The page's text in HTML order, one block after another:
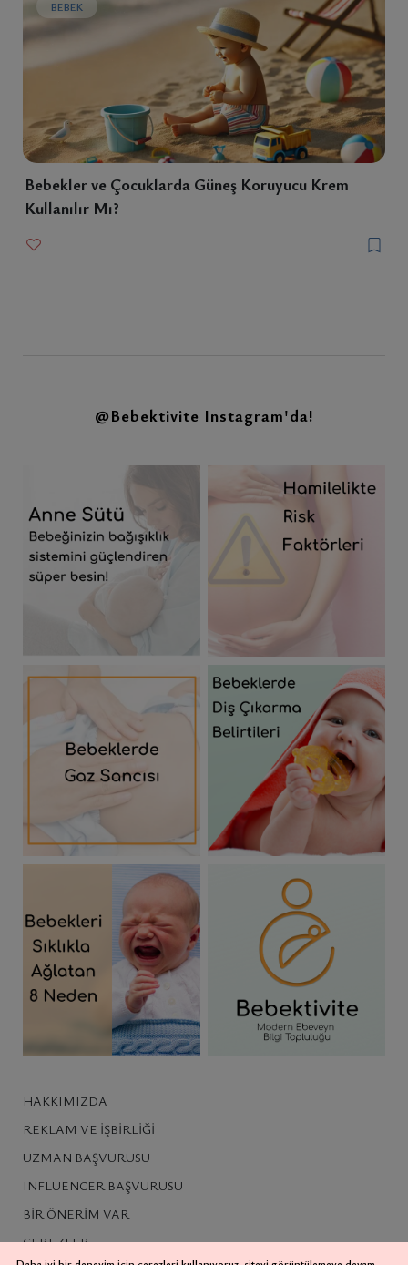
BEBEK
Bebekler ve Çocuklarda Güneş Koruyucu Krem
Kullanılır Mı?
@Bebektivite Instagram'da!
HAKKIMIZDA
REKLAM VE İŞBIRLIĞI
UZMAN BAŞVURUSU
INFLUENCER BAŞVURUSU
BIR ÖNERIM VAR
ÇEREZLER